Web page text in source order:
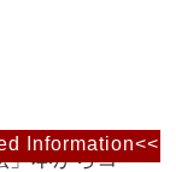
」本からコ
Information<<